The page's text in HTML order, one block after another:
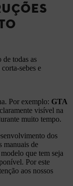
todas as
sebes e
Por exemplo: GTA
visível na
muito tempo.
dos
manuais de
que tem seja
Por este
aos nossos